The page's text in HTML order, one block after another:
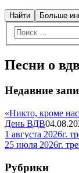
Найти Больше
Песни о
Недавние
«Никто, кроме
День ВДВ
1 августа 2026г.
25 июля 2026г.
Рубрики